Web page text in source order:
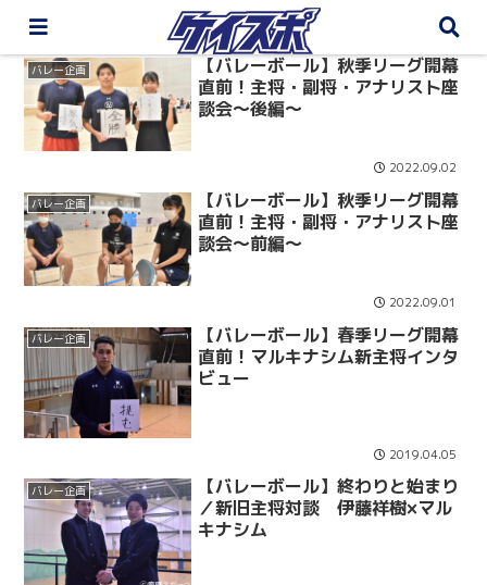
バレー企画
【バレーボール】秋季リーグ開幕
直前！主将・副将・アナリスト座
談会～後編～
2022.09.02
バレー企画
【バレーボール】秋季リーグ開幕
直前！主将・副将・アナリスト座
談会～前編～
2022.09.01
バレー企画
【バレーボール】春季リーグ開幕
直前！マルキナシム新主将インタ
ビュー
2019.04.05
バレー企画
【バレーボール】終わりと始まり
／新旧主将対談 伊藤祥樹×マル
キナシム